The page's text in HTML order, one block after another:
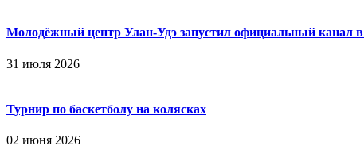
Молодёжный центр Улан-Удэ запустил официальный канал
31 июля 2026
Турнир по баскетболу на колясках
02 июня 2026